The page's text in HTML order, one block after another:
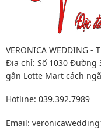
VERONICA WEDDING -
Địa chỉ: Số 1030 Đường
gần Lotte Mart cách
Hotline: 039.392.7989
Email: